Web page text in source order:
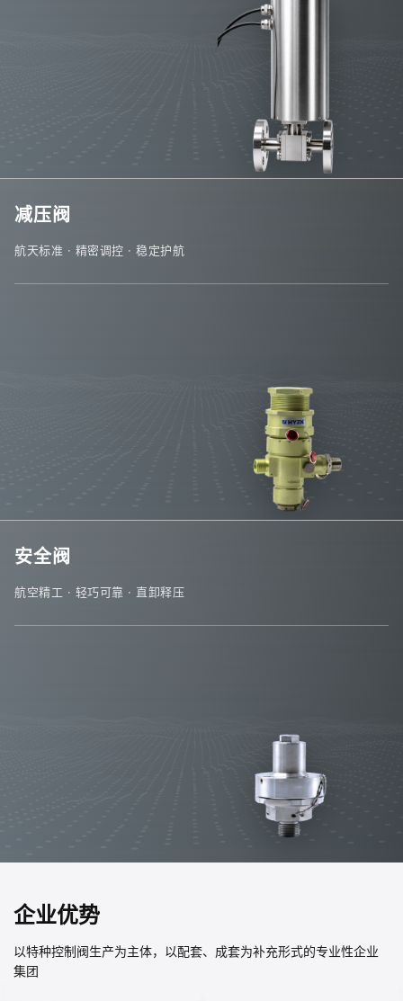
减压阀
航天标准 · 精密调控 · 稳定护航
安全阀
航空精工 · 轻巧可靠 · 直卸释压
企业优势
以特种控制阀生产为主体，以配套、成套为补充形式的专业性企业
集团